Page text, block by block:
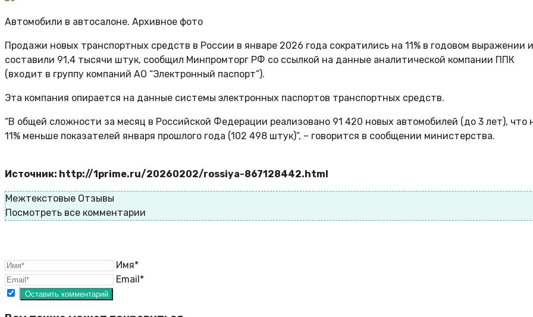
Автомобили в автосалоне. Архивное фото
Продажи новых транспортных средств в России в январе 2026 года сократились на 11% в годовом выражении и
составили 91,4 тысячи штук, сообщил Минпромторг РФ со ссылкой на данные аналитической компании ППК
(входит в группу компаний АО “Электронный паспорт”).
Эта компания опирается на данные системы электронных паспортов транспортных средств.
“В общей сложности за месяц в Российской Федерации реализовано 91 420 новых автомобилей (до 3 лет), что
11% меньше показателей января прошлого года (102 498 штук)”, – говорится в сообщении министерства.
Источник: http://1prime.ru/20260202/rossiya-867128442.html
Межтекстовые Отзывы
Посмотреть все комментарии
Имя*
Email*